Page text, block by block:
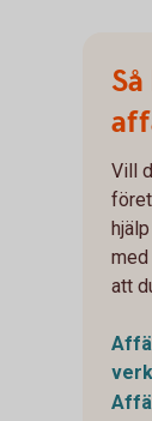
Vill
att